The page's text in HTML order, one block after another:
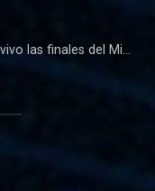
las finales del Mi...